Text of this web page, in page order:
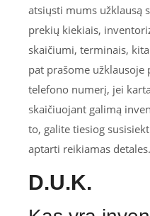
atsiųsti mums užklausą
prekių kiekiais,
skaičiumi, terminais,
pat prašome
telefono numerį, jei
skaičiuojant galimą
to, galite tiesiog
aptarti reikiamas detales.
D.U.K.